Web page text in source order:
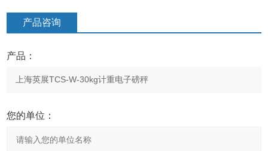
产品咨询
产品：
您的单位：